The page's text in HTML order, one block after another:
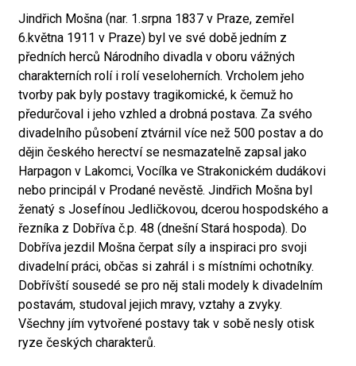
Jindřich Mošna (nar. 1.srpna 1837 v Praze, zemřel
6.května 1911 v Praze) byl ve své době jedním z
předních herců Národního divadla v oboru vážných
charakterních rolí i rolí veseloherních. Vrcholem jeho
tvorby pak byly postavy tragikomické, k čemuž ho
předurčoval i jeho vzhled a drobná postava. Za svého
divadelního působení ztvárnil více než 500 postav a do
dějin českého herectví se nesmazatelně zapsal jako
Harpagon v Lakomci, Vocílka ve Strakonickém dudákovi
nebo principál v Prodané nevěstě. Jindřich Mošna byl
ženatý s Josefínou Jedličkovou, dcerou hospodského a
řezníka z Dobříva č.p. 48 (dnešní Stará hospoda). Do
Dobříva jezdil Mošna čerpat síly a inspiraci pro svoji
divadelní práci, občas si zahrál i s místními ochotníky.
Dobřívští sousedé se pro něj stali modely k divadelním
postavám, studoval jejich mravy, vztahy a zvyky.
Všechny jím vytvořené postavy tak v sobě nesly otisk
ryze českých charakterů.